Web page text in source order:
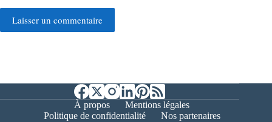
Laisser un commentaire
À propos
Mentions légales
Politique de confidentialité
Nos partenaires